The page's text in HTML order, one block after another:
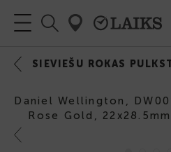
SIEVIEŠU ROKAS
Daniel Wellington,
Rose Gold,
Previous